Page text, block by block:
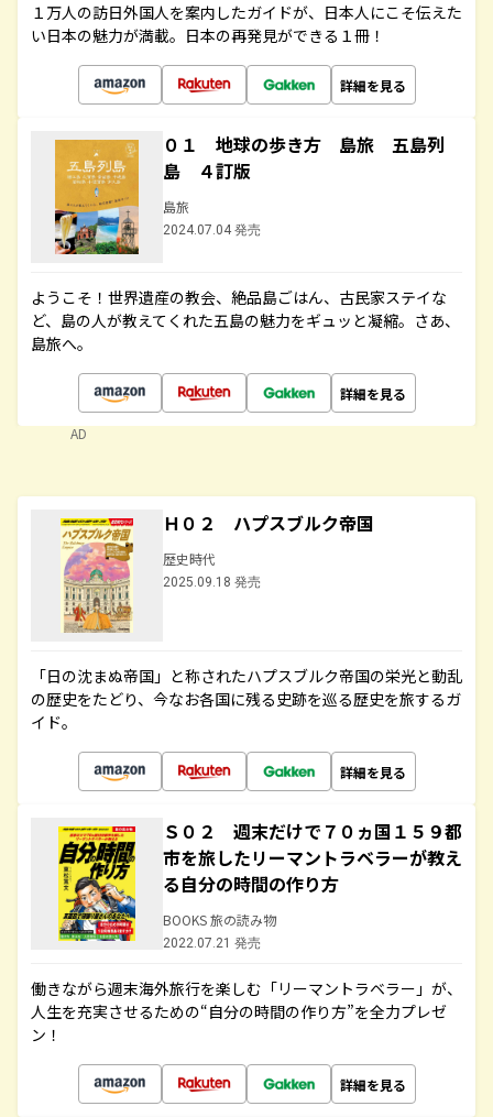
１万人の訪日外国人を案内したガイドが、日本人にこそ伝えた
い日本の魅力が満載。日本の再発見ができる１冊！
詳細を見る
０１ 地球の歩き方 島旅 五島列
島 ４訂版
島旅
2024.07.04 発売
ようこそ！世界遺産の教会、絶品島ごはん、古民家ステイな
ど、島の人が教えてくれた五島の魅力をギュッと凝縮。さあ、
島旅へ。
詳細を見る
AD
Ｈ０２ ハプスブルク帝国
歴史時代
2025.09.18 発売
「日の沈まぬ帝国」と称されたハプスブルク帝国の栄光と動乱
の歴史をたどり、今なお各国に残る史跡を巡る歴史を旅するガ
イド。
詳細を見る
Ｓ０２ 週末だけで７０ヵ国１５９都
市を旅したリーマントラベラーが教え
る自分の時間の作り方
BOOKS 旅の読み物
2022.07.21 発売
働きながら週末海外旅行を楽しむ「リーマントラベラー」が、
人生を充実させるための“自分の時間の作り方”を全力プレゼ
ン！
詳細を見る